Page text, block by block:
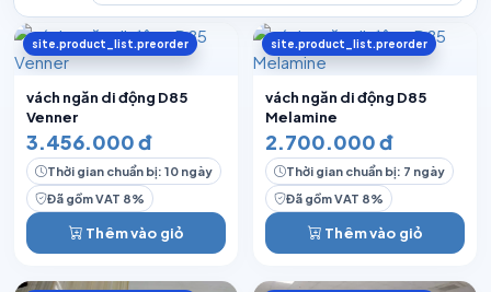
site.product_list.preorder
vách ngăn di động D85
Venner
3.456.000 đ
Thời gian chuẩn bị: 10 ngày
Đã gồm VAT 8%
Thêm vào giỏ
site.product_list.preorder
vách ngăn di động D85
Melamine
2.700.000 đ
Thời gian chuẩn bị: 7 ngày
Đã gồm VAT 8%
Thêm vào giỏ